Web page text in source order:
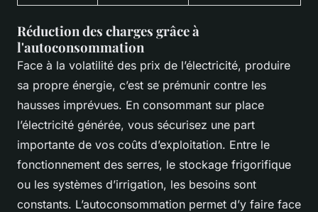
Réduction des charges grâce à
l'autoconsommation
Face à la volatilité des prix de l’électricité, produire
sa propre énergie, c’est se prémunir contre les
hausses imprévues. En consommant sur place
l’électricité générée, vous sécurisez une part
importante de vos coûts d’exploitation. Entre le
fonctionnement des serres, le stockage frigorifique
ou les systèmes d’irrigation, les besoins sont
constants. L’autoconsommation permet d’y faire face